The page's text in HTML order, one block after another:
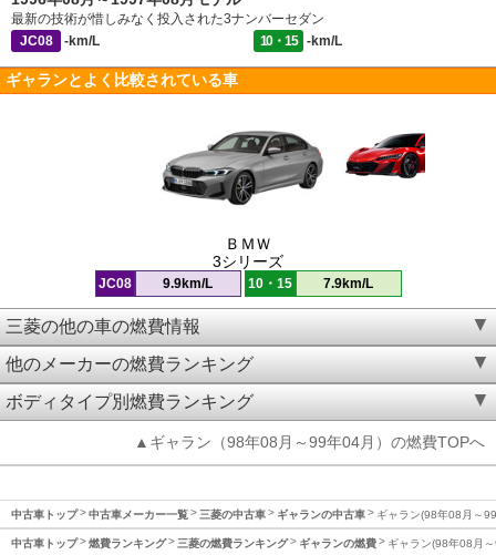
最新の技術が惜しみなく投入された3ナンバーセダン
JC08
-km/L 10・15 -km/L
ギャランとよく比較されている車
ＢＭＷ
3シリーズ
JC08 9.9km/L 10・15 7.9km/L
三菱の他の車の燃費情報
他のメーカーの燃費ランキング
ボディタイプ別燃費ランキング
▲ギャラン（98年08月～99年04月）の燃費TOPへ
中古車トップ 中古車メーカー一覧 三菱の中古車 ギャランの中古車 ギャラン(98年08月～
中古車トップ 燃費ランキング 三菱の燃費ランキング ギャランの燃費 ギャラン(98年08月